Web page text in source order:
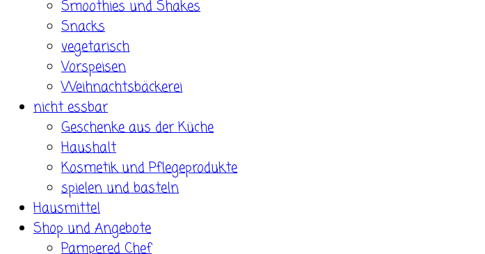
Smoothies und Shakes
Snacks
vegetarisch
Vorspeisen
Weihnachtsbäckerei
nicht essbar
Geschenke aus der Küche
Haushalt
Kosmetik und Pflegeprodukte
spielen und basteln
Hausmittel
Shop und Angebote
Pampered Chef